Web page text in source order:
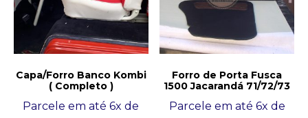
Capa/Forro Banco Kombi
( Completo )
Parcele em até 6x de
Forro de Porta Fusca
1500 Jacarandá 71/72/73
Parcele em até 6x de